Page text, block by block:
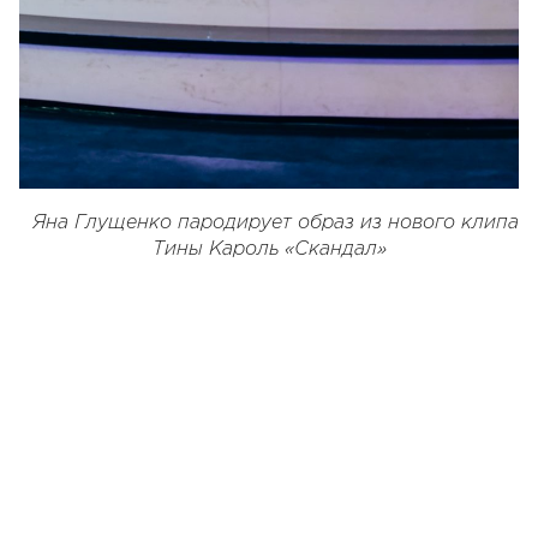
Яна Глущенко пародирует образ из нового клипа
Тины Кароль «Скандал»